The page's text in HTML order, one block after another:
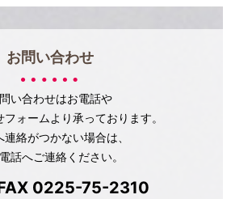
お問い合わせ
い合わせはお電話や
ォームより承っております。
連絡がつかない場合は、
話へご連絡ください。
0225-75-2310